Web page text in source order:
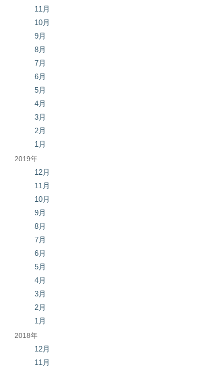
11月
10月
9月
8月
7月
6月
5月
4月
3月
2月
1月
2019年
12月
11月
10月
9月
8月
7月
6月
5月
4月
3月
2月
1月
2018年
12月
11月